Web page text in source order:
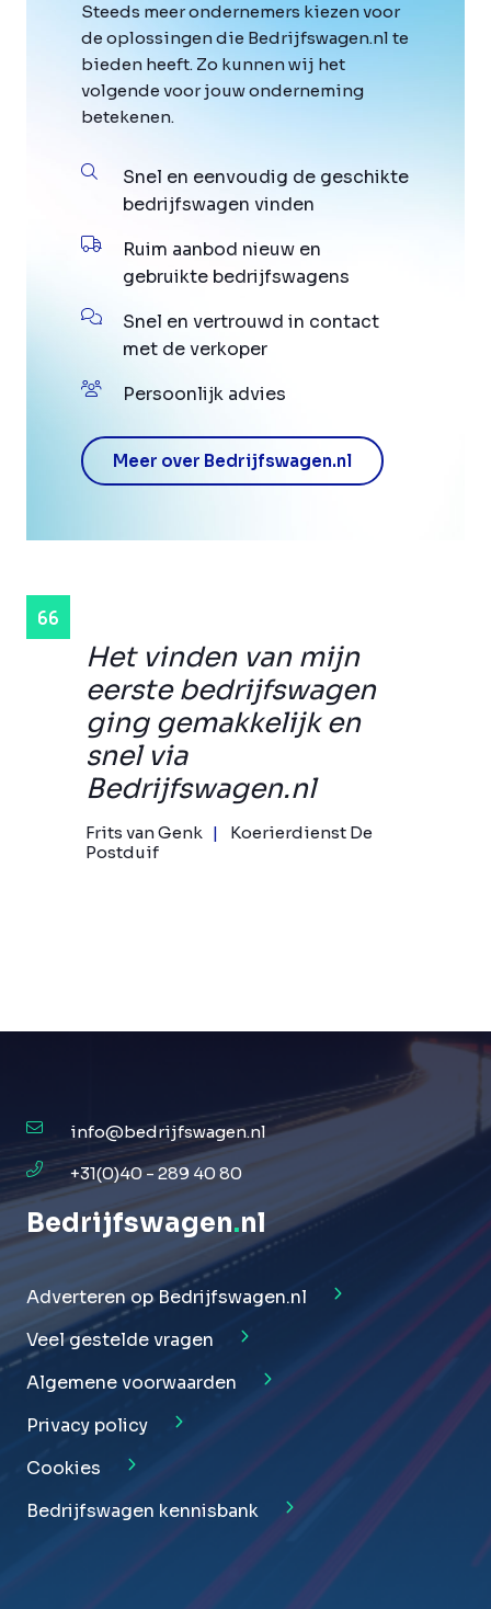
Het vinden van mijn
eerste bedrijfswagen
ging gemakkelijk en
snel via
Bedrijfswagen.nl
Frits van Genk
Koerierdienst De
Postduif
Steeds meer ondernemers kiezen voor
de oplossingen die Bedrijfswagen.nl te
bieden heeft. Zo kunnen wij het
volgende voor jouw onderneming
betekenen.
Snel en eenvoudig de geschikte
bedrijfswagen vinden
Ruim aanbod nieuw en
gebruikte bedrijfswagens
Snel en vertrouwd in contact
met de verkoper
Persoonlijk advies
Meer over Bedrijfswagen.nl
info@bedrijfswagen.nl
+31(0)40 - 289 40 80
Bedrijfswagen.nl
Adverteren op Bedrijfswagen.nl
Veel gestelde vragen
Algemene voorwaarden
Privacy policy
Cookies
Bedrijfswagen kennisbank